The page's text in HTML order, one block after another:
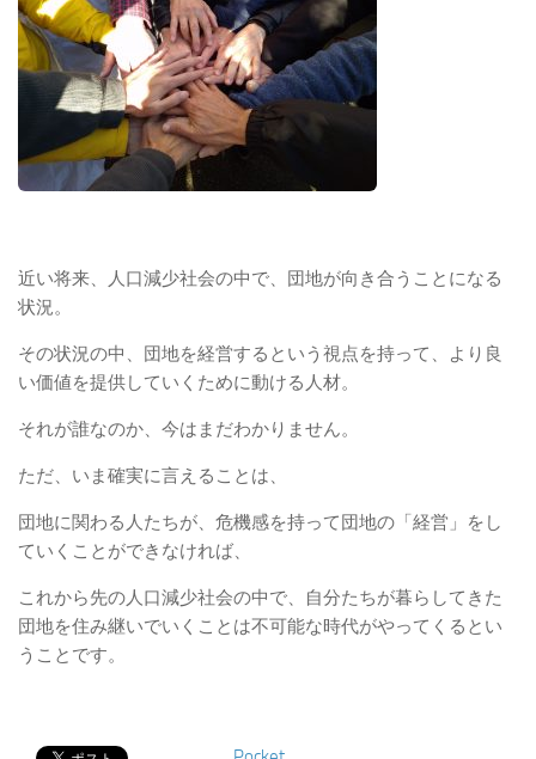
近い将来、人口減少社会の中で、団地が向き合うことになる
状況。
その状況の中、団地を経営するという視点を持って、より良
い価値を提供していくために動ける人材。
それが誰なのか、今はまだわかりません。
ただ、いま確実に言えることは、
団地に関わる人たちが、危機感を持って団地の「経営」をし
ていくことができなければ、
これから先の人口減少社会の中で、自分たちが暮らしてきた
団地を住み継いでいくことは不可能な時代がやってくるとい
うことです。